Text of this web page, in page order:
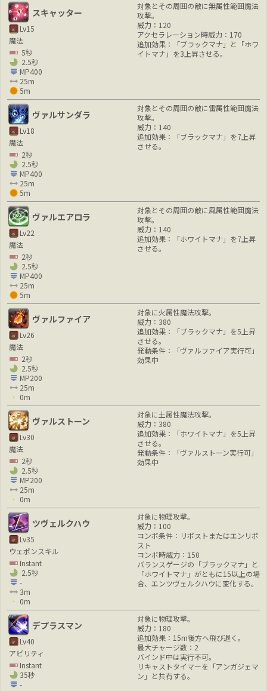
スキャッター
Lv15
魔法
5秒
2.5秒
MP400
25m
5m
対象とその周囲の敵に無属性範囲魔法
攻撃。
威力：120
アクセラレーション時威力：170
追加効果：「ブラックマナ」と「ホワ
イトマナ」を3上昇させる。
ヴァルサンダラ
Lv18
魔法
2秒
2.5秒
MP400
25m
5m
対象とその周囲の敵に雷属性範囲魔法
攻撃。
威力：140
追加効果：「ブラックマナ」を7上昇
させる。
ヴァルエアロラ
Lv22
魔法
2秒
2.5秒
MP400
25m
5m
対象とその周囲の敵に風属性範囲魔法
攻撃。
威力：140
追加効果：「ホワイトマナ」を7上昇
させる。
ヴァルファイア
Lv26
魔法
2秒
2.5秒
MP200
25m
0m
対象に火属性魔法攻撃。
威力：380
追加効果：「ブラックマナ」を5上昇
させる。
発動条件：「ヴァルファイア実行可」
効果中
ヴァルストーン
Lv30
魔法
2秒
2.5秒
MP200
25m
0m
対象に土属性魔法攻撃。
威力：380
追加効果：「ホワイトマナ」を5上昇
させる。
発動条件：「ヴァルストーン実行可」
効果中
ツヴェルクハウ
Lv35
ウェポンスキル
Instant
2.5秒
-
3m
0m
対象に物理攻撃。
威力：100
コンボ条件：リポストまたはエンリポ
スト
コンボ時威力：150
バランスゲージの「ブラックマナ」と
「ホワイトマナ」がともに15以上の場
合、エンツヴェルクハウに変化する。
デプラスマン
Lv40
アビリティ
Instant
35秒
-
対象に物理攻撃。
威力：180
追加効果：15m後方へ飛び退く。
最大チャージ数：2
バインド中は実行不可。
リキャストタイマーを「アンガジェマ
ン」と共有する。